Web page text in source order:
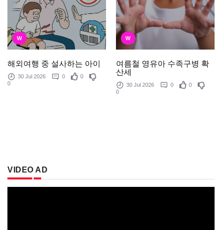
W
해외여행 중 설사하는 아이
30 Jul 2026 0
0
0
W
여름철 영유아 수족구병 확
산세
30 Jul 2026 0
0
0
VIDEO AD